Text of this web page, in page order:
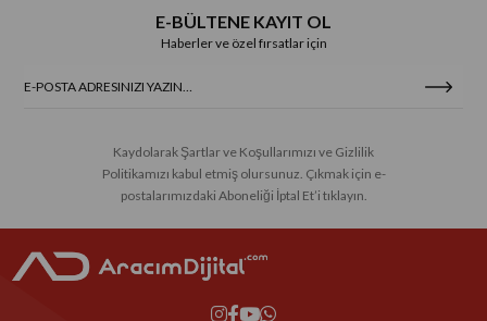
E-BÜLTENE KAYIT OL
Haberler ve özel fırsatlar için
Kaydolarak Şartlar ve Koşullarımızı ve Gizlilik
Politikamızı kabul etmiş olursunuz. Çıkmak için e-
postalarımızdaki Aboneliği İptal Et’i tıklayın.